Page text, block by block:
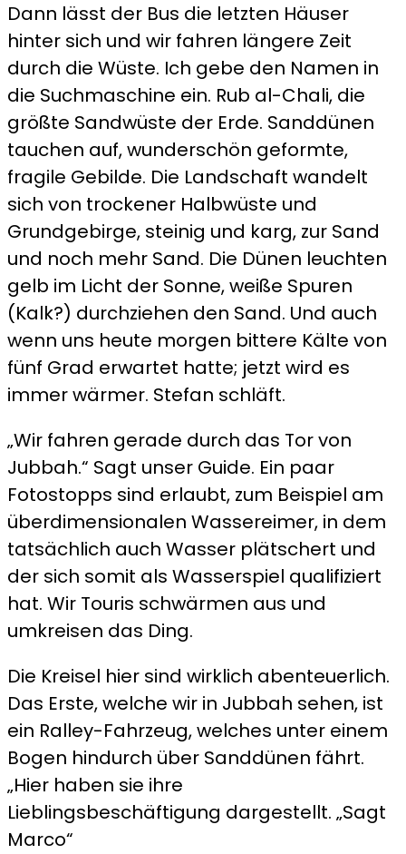
Dann lässt der Bus die letzten Häuser
hinter sich und wir fahren längere Zeit
durch die Wüste. Ich gebe den Namen in
die Suchmaschine ein. Rub al-Chali, die
größte Sandwüste der Erde. Sanddünen
tauchen auf, wunderschön geformte,
fragile Gebilde. Die Landschaft wandelt
sich von trockener Halbwüste und
Grundgebirge, steinig und karg, zur Sand
und noch mehr Sand. Die Dünen leuchten
gelb im Licht der Sonne, weiße Spuren
(Kalk?) durchziehen den Sand. Und auch
wenn uns heute morgen bittere Kälte von
fünf Grad erwartet hatte; jetzt wird es
immer wärmer. Stefan schläft.
„Wir fahren gerade durch das Tor von
Jubbah.“ Sagt unser Guide. Ein paar
Fotostopps sind erlaubt, zum Beispiel am
überdimensionalen Wassereimer, in dem
tatsächlich auch Wasser plätschert und
der sich somit als Wasserspiel qualifiziert
hat. Wir Touris schwärmen aus und
umkreisen das Ding.
Die Kreisel hier sind wirklich abenteuerlich.
Das Erste, welche wir in Jubbah sehen, ist
ein Ralley-Fahrzeug, welches unter einem
Bogen hindurch über Sanddünen fährt.
„Hier haben sie ihre
Lieblingsbeschäftigung dargestellt. „Sagt
Marco“